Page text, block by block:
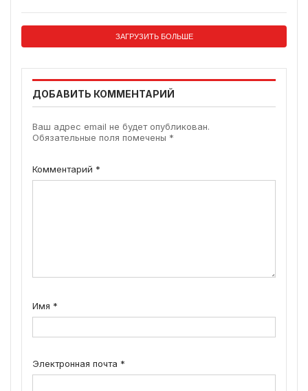
ЗАГРУЗИТЬ БОЛЬШЕ
ДОБАВИТЬ КОММЕНТАРИЙ
Ваш адрес email не будет опубликован.
Обязательные поля помечены *
Комментарий *
Имя *
Электронная почта *